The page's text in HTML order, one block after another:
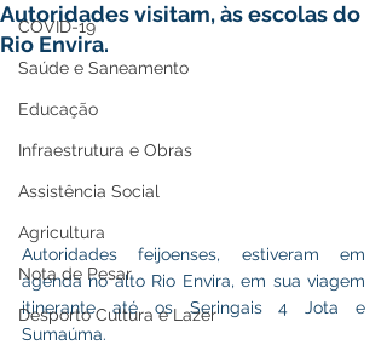
COVID-19
Saúde e Saneamento
Educação
Infraestrutura e Obras
Assistência Social
Agricultura
Nota de Pesar
Desporto Cultura e Lazer
Autoridades visitam, às escolas do
Rio Envira.
Autoridades feijoenses, estiveram em
agenda no alto Rio Envira, em sua viagem
itinerante até os Seringais 4 Jota e
Sumaúma.